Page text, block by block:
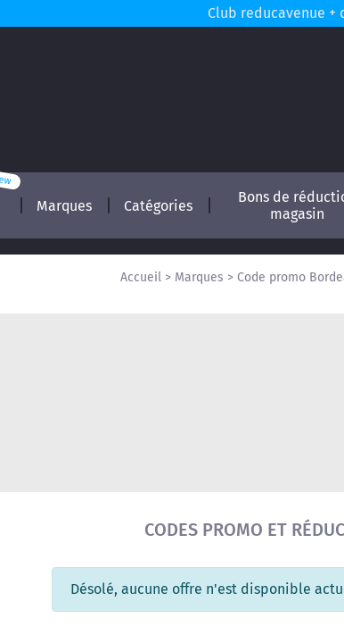
Club reducavenue +
Marques Catégories
Bons de
magasin
Accueil > Marques > Code promo
CODES PROMO ET
Désolé, aucune offre n'est disponible